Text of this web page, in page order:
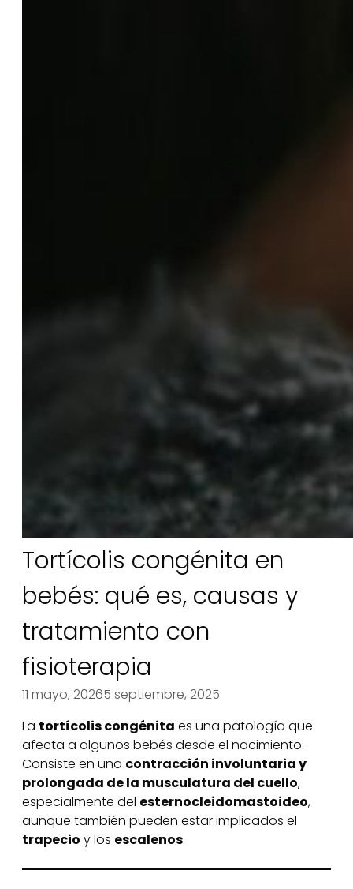
Tortícolis congénita en
bebés: qué es, causas y
tratamiento con
fisioterapia
11 mayo, 20265 septiembre, 2025
La tortícolis congénita es una patología que
afecta a algunos bebés desde el nacimiento.
Consiste en una contracción involuntaria y
prolongada de la musculatura del cuello,
especialmente del esternocleidomastoideo,
aunque también pueden estar implicados el
trapecio y los escalenos.